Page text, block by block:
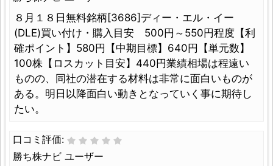
８月１８日無料銘柄[3686]ディー・エル・イー
(DLE)買い付け・購入目安 500円～550円程度【利
確ポイント】580円【中期目標】640円【単元数】
100株【ロスカット目安】440円業績相場は程遠い
ものの、同社の潜在する材料は非常に面白いものが
ある。明日以降面白い動きとなっていく事に期待し
たい。
口コミ評価:
勝ち株ナビ ユーザー